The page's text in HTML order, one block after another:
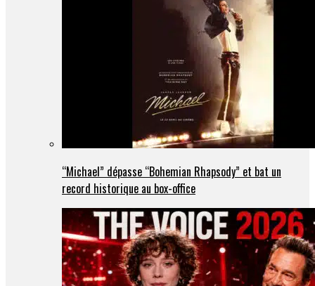
“Michael” dépasse “Bohemian Rhapsody” et bat un
record historique au box-office